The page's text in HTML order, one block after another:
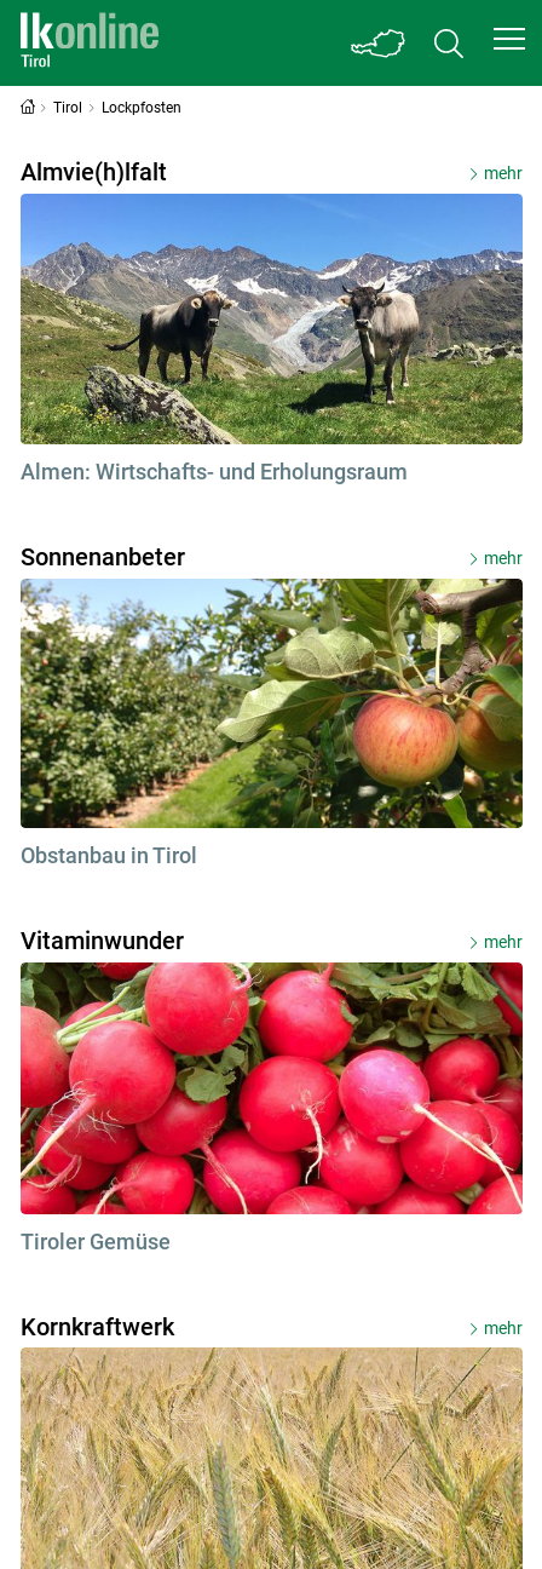
Skip to main content
Tirol Lockpfosten
Lockpfosten
Almvie(h)lfalt mehr
Almen: Wirtschafts- und Erholungsraum
Sonnenanbeter mehr
Obstanbau in Tirol
Vitaminwunder mehr
Tiroler Gemüse
Kornkraftwerk mehr